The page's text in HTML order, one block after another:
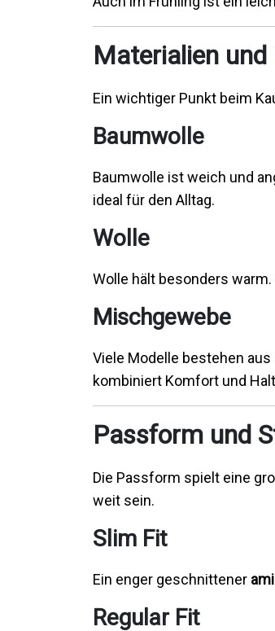
Materialien
Ein wichtiger Punkt beim
Baumwolle
Baumwolle ist weich und
ideal für den Alltag.
Wolle
Wolle hält besonders warm.
Mischgewebe
Viele Modelle bestehen
kombiniert Komfort und
Passform und
Die Passform spielt eine
weit sein.
Slim Fit
Ein enger geschnittener
Regular Fit